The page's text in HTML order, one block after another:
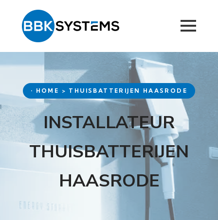
• HOME > THUISBATTERIJEN HAASRODE
INSTALLATEUR
THUISBATTERIJEN
HAASRODE